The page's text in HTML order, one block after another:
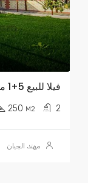
فيلا للبيع 5+1 مستقلة TL6,500,000
2
250 M2
مهند الجبان